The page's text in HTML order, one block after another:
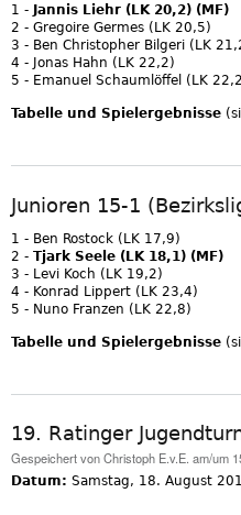
1 - Jannis Liehr (LK 20,2) (MF)
2 - Gregoire Germes (LK 20,5)
3 - Ben Christopher Bilgeri (LK
4 - Jonas Hahn (LK 22,2)
5 - Emanuel Schaumlöffel (LK
Tabelle und Spielergebnisse
Junioren 15-1
1 - Ben Rostock (LK 17,9)
2 - Tjark Seele (LK 18,1) (MF)
3 - Levi Koch (LK 19,2)
4 - Konrad Lippert (LK 23,4)
5 - Nuno Franzen (LK 22,8)
Tabelle und Spielergebnisse
19. Ratinger
Gespeichert vonChristoph E.v.E. am/um
Datum: Samstag, 18. August